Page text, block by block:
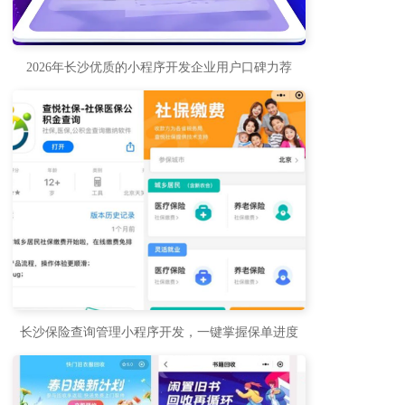
2026年长沙优质的小程序开发企业用户口碑力荐
长沙保险查询管理小程序开发，一键掌握保单进度